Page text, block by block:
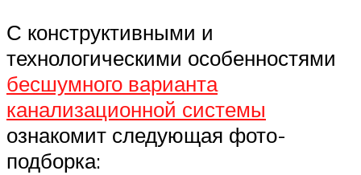
С конструктивными и
технологическими особенностями
бесшумного варианта
канализационной системы
ознакомит следующая фото-
подборка: